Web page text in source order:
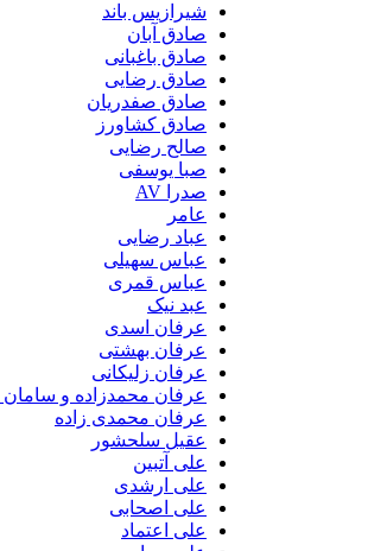
شیرازیس باند
صادق آبان
صادق باغبانی
صادق رضایی
صادق صفدریان
صادق کشاورز
صالح رضایی
صبا یوسفی
عباد رضایی
عباس سهیلی
عباس قمری
عبد نیک
عرفان اسدی
عرفان بهشتی
عرفان زلیکانی
عرفان محمدزاده و سامان داداشی
عرفان محمدی زاده
عقیل سلحشور
علی آتبین
علی ارشدی
علی اصحابی
علی اعتماد